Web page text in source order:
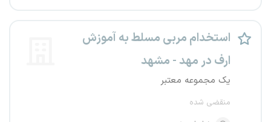
استخدام مربی مسلط به آموزش
ارف در مهد - مشهد
یک مجموعه معتبر
منقضی شده